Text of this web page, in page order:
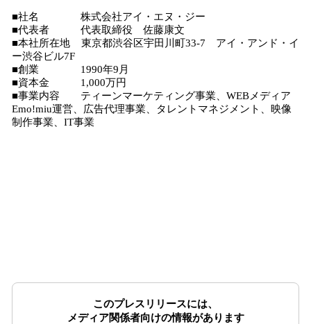
■社名 株式会社アイ・エヌ・ジー
■代表者 代表取締役 佐藤康文
■本社所在地 東京都渋谷区宇田川町33‐7 アイ・アンド・イ
ー渋谷ビル7F
■創業 1990年9月
■資本金 1,000万円
■事業内容 ティーンマーケティング事業、WEBメディア
Emo!miu運営、広告代理事業、タレントマネジメント、映像
制作事業、IT事業
このプレスリリースには、
メディア関係者向けの情報があります